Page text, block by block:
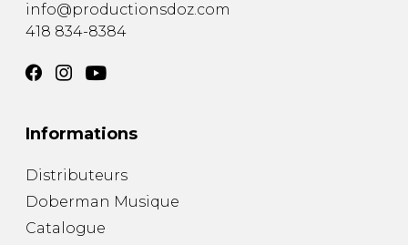
info@productionsdoz.com
418 834-8384
Informations
Distributeurs
Doberman Musique
Catalogue